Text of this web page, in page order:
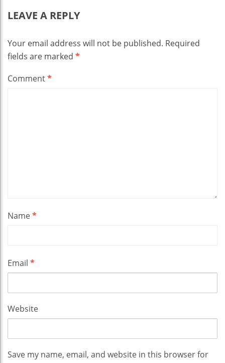
LEAVE A REPLY
Your email address will not be published. Required
fields are marked *
Comment*
Name*
Email *
Website
Save my name, email, and website in this browser for